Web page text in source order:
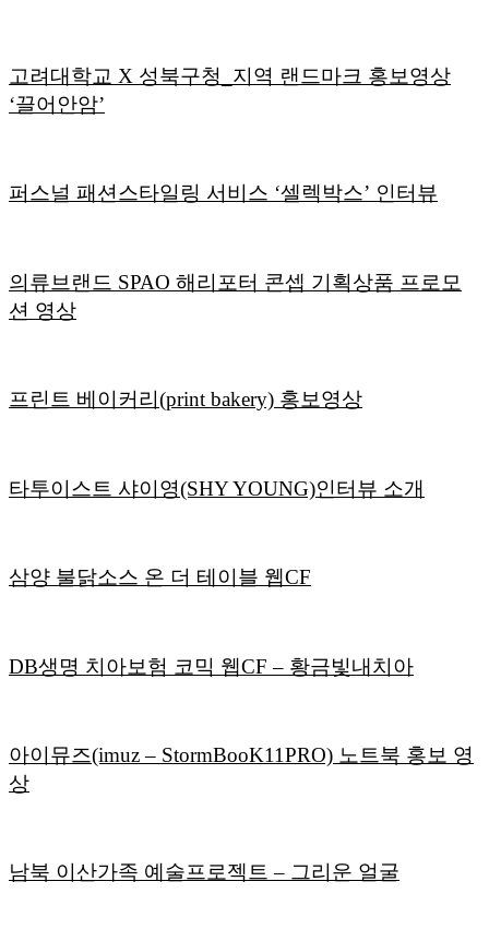
고려대학교 X 성북구청_지역 랜드마크 홍보영상
‘끌어안암’
퍼스널 패션스타일링 서비스 ‘셀렉박스’ 인터뷰
의류브랜드 SPAO 해리포터 콘셉 기획상품 프로모
션 영상
프린트 베이커리(print bakery) 홍보영상
타투이스트 샤이영(SHY YOUNG)인터뷰 소개
삼양 불닭소스 온 더 테이블 웹CF
DB생명 치아보험 코믹 웹CF – 황금빛내치아
아이뮤즈(imuz – StormBooK11PRO) 노트북 홍보 영
상
남북 이산가족 예술프로젝트 – 그리운 얼굴